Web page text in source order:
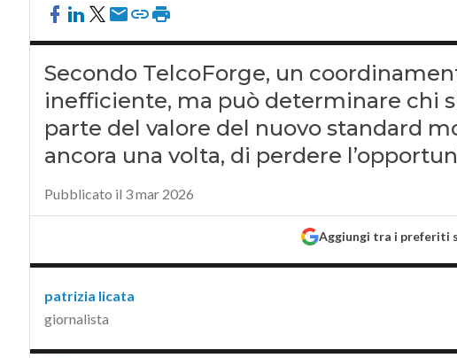
Secondo TelcoForge, un
inefficiente, ma può determinare chi
parte del valore del nuovo standard
ancora una volta, di perdere
Pubblicato il 3 mar 2026
Aggiungi tra i preferiti
patrizia licata
giornalista